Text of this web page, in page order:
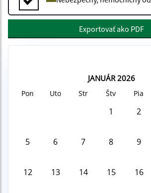
Exportovať ako PDF
JANUÁR 2026
Pon Uto Str Štv Pia
1 2
5 6 7 8 9
12 13 14 15 16